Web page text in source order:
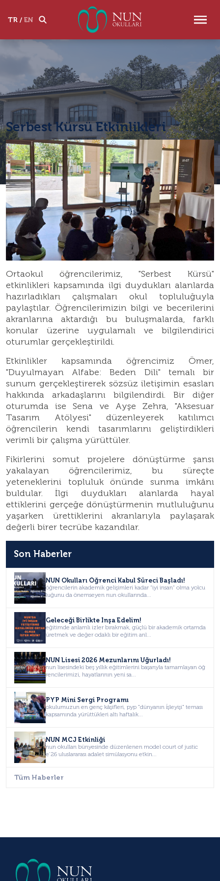
Okul Tanıtım Turu Hemen Başvur
TR / EN
Anasayfa Haberler Serbest Kürsü Etkinlikleri
Son Haberler
NUN Okulları Öğrenci Kabul Süreci Başladı!
öğrencilerin akademik gelişimleri kadar “iyi insan” olma yolcu
luğunu da önemseyen nun okullarında...
Geleceği Birlikte İnşa Edelim!
eğitimde anlamlı izler bırakmak, güçlü bir akademik ortamda
üretmek ve değer odaklı bir eğitim anl...
NUN Lisesi 2026 Mezunlarını Uğurladı!
nun lisesindeki beş yıllık eğitimlerini başarıyla tamamlayan öğ
rencilerimizi, hayatlarının yeni sa...
PYP Mini Sergi Programı
okulumuzun en genç kâşifleri, pyp "dünyanın i̇şleyişi" teması
kapsamında yürüttükleri altı haftalık...
NUN MCJ Etkinliği
nun okulları bünyesinde düzenlenen model court of justic
e’26 uluslararası adalet simülasyonu etkin...
Tüm Haberler
Serbest Kürsü Etkinlikleri
Ortaokul öğrencilerimiz, "Serbest Kürsü"
etkinlikleri kapsamında ilgi duydukları alanlarda
hazırladıkları çalışmaları okul topluluğuyla
paylaştılar. Öğrencilerimizin bilgi ve becerilerini
akranlarına aktardığı bu buluşmalarda, farklı
konular üzerine uygulamalı ve bilgilendirici
oturumlar gerçekleştirildi.
Etkinlikler kapsamında öğrencimiz Ömer,
"Duyulmayan Alfabe: Beden Dili" temalı bir
sunum gerçekleştirerek sözsüz iletişimin esasları
hakkında arkadaşlarını bilgilendirdi. Bir diğer
oturumda ise Sena ve Ayşe Zehra, "Aksesuar
Tasarım Atölyesi" düzenleyerek katılımcı
öğrencilerin kendi tasarımlarını geliştirdikleri
verimli bir çalışma yürüttüler.
Fikirlerini somut projelere dönüştürme şansı
yakalayan öğrencilerimiz, bu süreçte
yeteneklerini topluluk önünde sunma imkânı
buldular. İlgi duydukları alanlarda hayal
ettiklerini gerçeğe dönüştürmenin mutluluğunu
yaşarken ürettiklerini akranlarıyla paylaşarak
değerli birer tecrübe kazandılar.